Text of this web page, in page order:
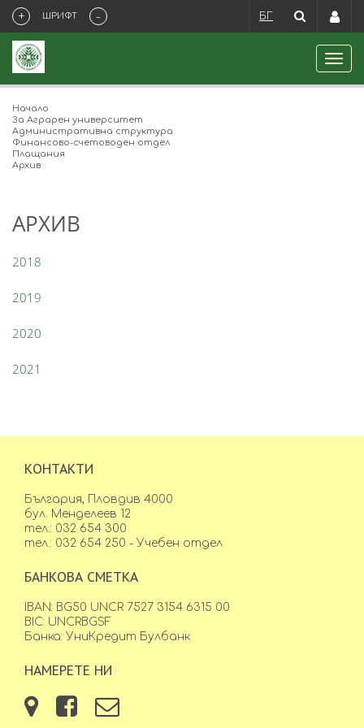
+ ШРИФТ - БГ
Начало
За Аграрен университет
Административна структура
Финансово-счетоводен отдел
Плащания
Архив
АРХИВ
2018
2019
2020
2021
КОНТАКТИ
България, Пловдив 4000
бул. Менделеев 12
тел.: 032 654 300
тел.: 032 654 250 - Учебен отдел
БАНКОВА СМЕТКА
IBAN: BG50 UNCR 7527 3154 6315 00
BIC: UNCRBGSF
Банка: УниКредит Булбанк
НАМЕРЕТЕ НИ